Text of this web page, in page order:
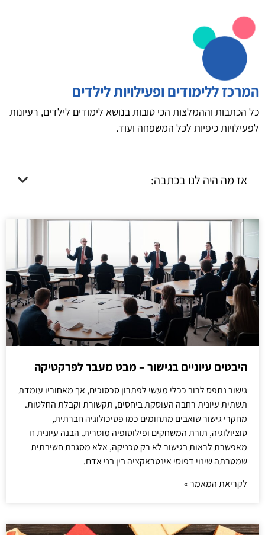
המרכז ללימודים ופעילויות לילדים
כל הכתבות וההמלצות הכי טובות בנושא לימודים לילדים, רעיונות
לפעילויות כיפיות לכל המשפחה ועוד.
אז מה היה לנו בכתבה:
היבטים עיוניים בגישור – מבט מעבר לפרקטיקה
גישור נתפס לרוב ככלי מעשי לפתרון סכסוכים, אך מאחוריו עומדת
תשתית עיונית רחבה העוסקת ביחסים, תקשורת וקבלת החלטות.
מחקרי גישור שואבים מתחומים כמו פסיכולוגיה חברתית,
סוציולוגיה, תורת המשחקים ופילוסופיה מוסרית. הבנה עיונית זו
מאפשרת לראות בגישור לא רק טכניקה, אלא מסגרת חשיבתית
שמטרתה שינוי דפוסי אינטראקציה בין בני אדם.
לקריאת המאמר »